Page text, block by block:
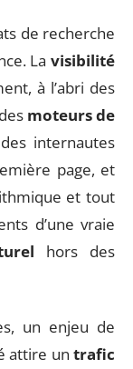
de recherche
La visibilité
à l’abri des
moteurs de
internautes
page, et
et tout
d’une vraie
hors des
un enjeu de
attire un trafic